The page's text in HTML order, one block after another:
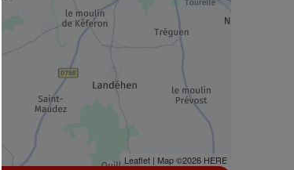
Leaflet| Map ©2026 HERE